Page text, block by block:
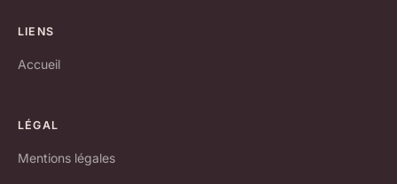
LIENS
Accueil
LÉGAL
Mentions légales